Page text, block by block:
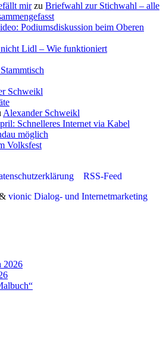
mirzu Briefwahl zur Stichwahl – alle
Podiumsdiskussion beim Oberen
Lidl – Wie funktioniert
Schweikl
Alexander Schweikl
Schnelleres Internet via Kabel
möglich
Volksfest
RSS-Feed
vionic Dialog- und Internetmarketing
2026